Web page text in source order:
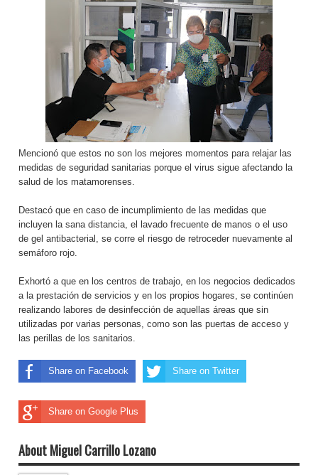
Mencionó que estos no son los mejores momentos para relajar las
medidas de seguridad sanitarias porque el virus sigue afectando la
salud de los matamorenses.
Destacó que en caso de incumplimiento de las medidas que
incluyen la sana distancia, el lavado frecuente de manos o el uso
de gel antibacterial, se corre el riesgo de retroceder nuevamente al
semáforo rojo.
Exhortó a que en los centros de trabajo, en los negocios dedicados
a la prestación de servicios y en los propios hogares, se continúen
realizando labores de desinfección de aquellas áreas que sin
utilizadas por varias personas, como son las puertas de acceso y
las perillas de los sanitarios.
Share on Facebook Share on Twitter
Share on Google Plus
About Miguel Carrillo Lozano